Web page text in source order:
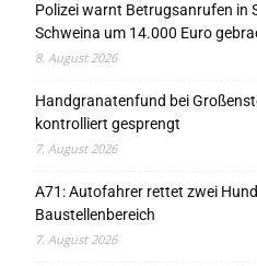
Polizei warnt Betrugsanrufen in
Schweina um 14.000 Euro
8. August 2026
Handgranatenfund bei
kontrolliert gesprengt
7. August 2026
A71: Autofahrer rettet zwei
Baustellenbereich
7. August 2026